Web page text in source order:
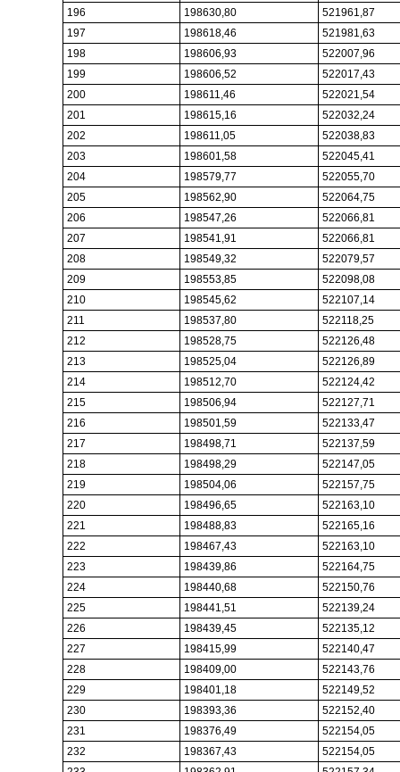
196
198630,80
521961,87
197
198618,46
521981,63
198
198606,93
522007,96
199
198606,52
522017,43
200
198611,46
522021,54
201
198615,16
522032,24
202
198611,05
522038,83
203
198601,58
522045,41
204
198579,77
522055,70
205
198562,90
522064,75
206
198547,26
522066,81
207
198541,91
522066,81
208
198549,32
522079,57
209
198553,85
522098,08
210
198545,62
522107,14
211
198537,80
522118,25
212
198528,75
522126,48
213
198525,04
522126,89
214
198512,70
522124,42
215
198506,94
522127,71
216
198501,59
522133,47
217
198498,71
522137,59
218
198498,29
522147,05
219
198504,06
522157,75
220
198496,65
522163,10
221
198488,83
522165,16
222
198467,43
522163,10
223
198439,86
522164,75
224
198440,68
522150,76
225
198441,51
522139,24
226
198439,45
522135,12
227
198415,99
522140,47
228
198409,00
522143,76
229
198401,18
522149,52
230
198393,36
522152,40
231
198376,49
522154,05
232
198367,43
522154,05